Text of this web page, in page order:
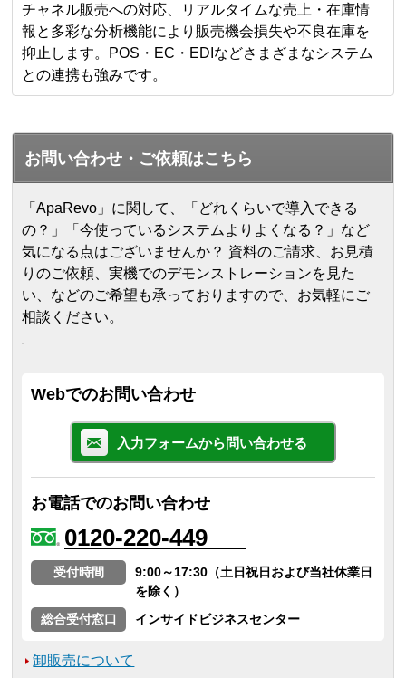
チャネル販売への対応、リアルタイムな売上・在庫情
報と多彩な分析機能により販売機会損失や不良在庫を
抑止します。POS・EC・EDIなどさまざまなシステム
との連携も強みです。
お問い合わせ・ご依頼はこちら
「ApaRevo」に関して、「どれくらいで導入できる
の？」「今使っているシステムよりよくなる？」など
気になる点はございませんか？ 資料のご請求、お見積
りのご依頼、実機でのデモンストレーションを見た
い、などのご希望も承っておりますので、お気軽にご
相談ください。
Webでのお問い合わせ
入力フォームから問い合わせる
お電話でのお問い合わせ
0120-220-449
受付時間
9:00～17:30（土日祝日および当社休業日
を除く）
総合受付窓口
インサイドビジネスセンター
卸販売について